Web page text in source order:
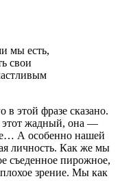
мы есть,
свои
этой фразе сказано.
жадный, она —
А особенно нашей
личность. Как же мы
съеденное пирожное,
зрение. Мы как